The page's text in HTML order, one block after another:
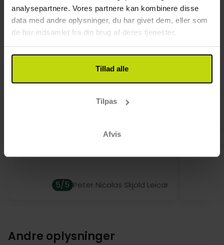
analysepartnere. Vores partnere kan kombinere disse
data med andre oplysninger, du har givet dem, eller som
de har indsamlet fra din brug af deres tjenester.
Tillad alle
Tilpas
Afvis
Hund: 250 DKK pr. dag
Kun slutrengøring inkluderet
Kundeanmeldelser
5/5 Peter Nicolas Skjold Leicar
Andre oplysninger